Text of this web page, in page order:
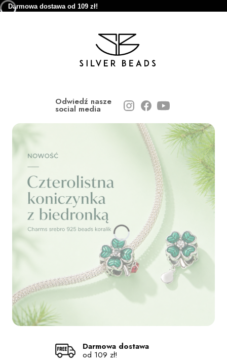
Darmowa dostawa od 109 zł!
Odwiedź nasze
social media
Darmowa dostawa
od 109 zł!